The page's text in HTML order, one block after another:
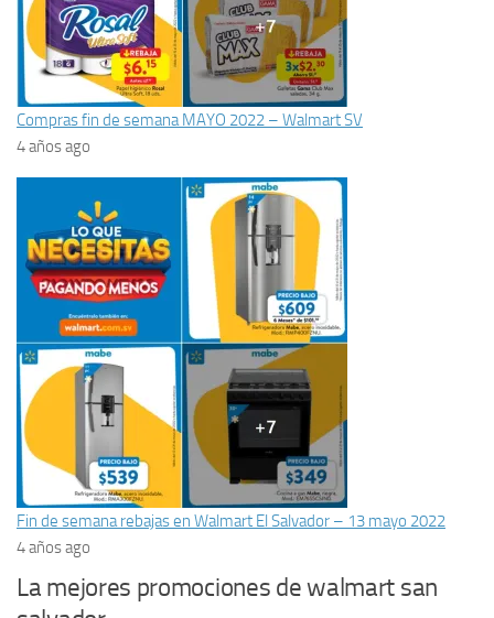
Compras fin de semana MAYO 2022 – Walmart SV
4 años ago
Fin de semana rebajas en Walmart El Salvador – 13 mayo 2022
4 años ago
La mejores promociones de walmart san